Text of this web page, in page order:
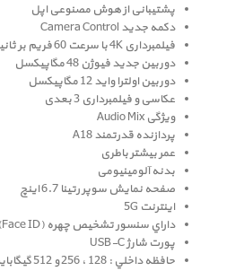
پشتیبانی از هوش مصنوعی اپل
دکمه جدید Camera Control
فیلمبرداری 4K با سرعت 60 فریم بر ثانیه
دوربین جدید فیوژن 48 مگاپیکسل
دوربین اولترا واید 12 مگاپیکسل
عکاسی و فیلمبرداری 3 بعدی
ویژگی Audio Mix
پردازنده قدرتمند A18
عمر بیشتر باطری
بدنه آلومینیومی
صفحه نمايش سوپر رتينا 6.7 اينچ
اینترنت 5G
داراي سنسور تشخيص چهره (Face ID)
پورت شارژ USB-C
حافظه داخلي : 128 ، 256 و 512 گيگابايت